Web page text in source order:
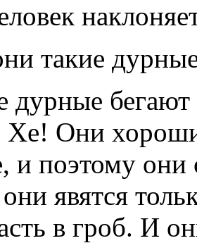
такие
дурные
Хе! Они
и поэтому
явятся
в гроб. И